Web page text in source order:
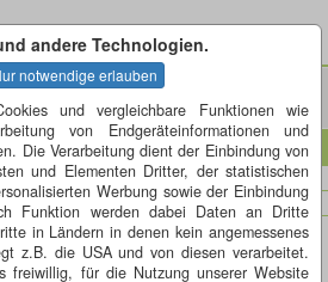
andere Technologien.
und vergleichbare Funktionen wie
von Endgeräteinformationen und
Die Verarbeitung dient der Einbindung von
und Elementen Dritter, der statistischen
Werbung sowie der Einbindung
Funktion werden dabei Daten an Dritte
in Ländern in denen kein angemessenes
z.B. die USA und von diesen verarbeitet.
freiwillig, für die Nutzung unserer Website